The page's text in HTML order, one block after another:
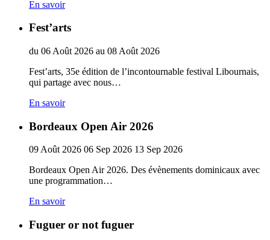
En savoir
Fest’arts
du 06 Août 2026 au 08 Août 2026
Fest’arts, 35e édition de l’incontournable festival Libournais,
qui partage avec nous…
En savoir
Bordeaux Open Air 2026
09 Août 2026 06 Sep 2026 13 Sep 2026
Bordeaux Open Air 2026. Des évènements dominicaux avec
une programmation…
En savoir
Fuguer or not fuguer